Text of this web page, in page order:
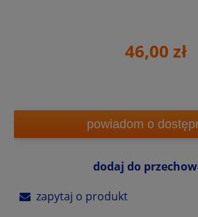
46,00 zł
powiadom o
dodaj do
zapytaj o produkt